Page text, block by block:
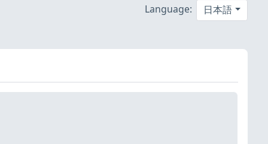
Language: 日本語